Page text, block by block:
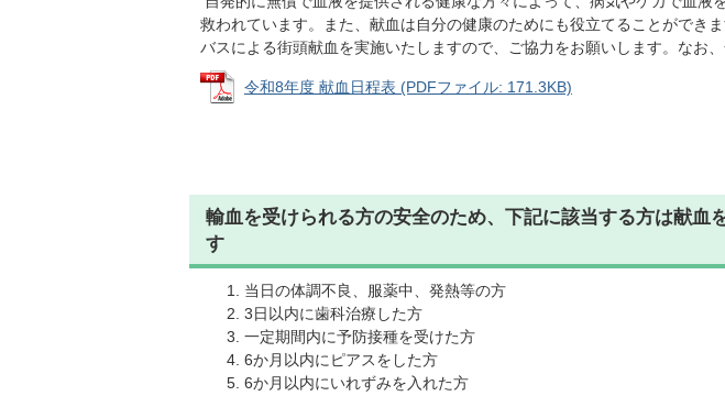
救われています。また、献血は自分の健康のためにも役立てることができ
バスによる街頭献血を実施いたしますので、ご協力をお願いします。なお
令和8年度 献血日程表 (PDFファイル: 171.3KB)
輸血を受けられる方の安全のため、下記に該当する方は献血
す
当日の体調不良、服薬中、発熱等の方
3日以内に歯科治療した方
一定期間内に予防接種を受けた方
6か月以内にピアスをした方
6か月以内にいれずみを入れた方